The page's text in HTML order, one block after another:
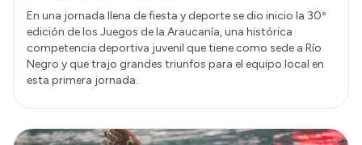
En una jornada llena de fiesta y deporte se dio inicio la 30º
edición de los Juegos de la Araucanía, una histórica
competencia deportiva juvenil que tiene como sede a Río
Negro y que trajo grandes triunfos para el equipo local en
esta primera jornada.